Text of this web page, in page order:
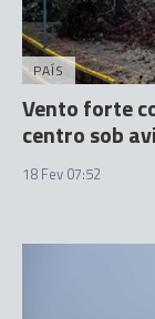
PAÍS
Vento forte
centro sob
18 Fev 07:52